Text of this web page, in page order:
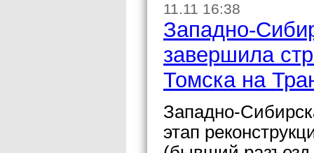
11.11 16:38
Западно-
завершила
Томска на
Западно-
этап